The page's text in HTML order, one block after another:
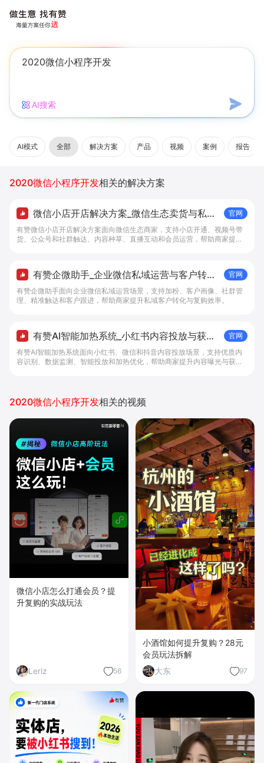
AI搜索
AI模式 全部 解决方案 产品 视频 案例 报告
2020微信小程序开发相关的解决方案
微信小店开店解决方案_微信生态卖货与私域
经营 - 做生意, 找有赞
官网
有赞微信小店开店解决方案面向微信生态商家，支持小店开通、视频号带
货、公众号和社群触达、内容种草、直播互动和会员运营，帮助商家提升
有赞企微助手_企业微信私域运营与客户转化
工具 - 做生意, 找有赞
官网
有赞企微助手面向企业微信私域运营场景，支持加粉、客户画像、社群管
理、精准触达和客户跟进，帮助商家提升私域客户转化与复购效率。
有赞AI智能加热系统_小红书内容投放与获客
提效解决方案 - 做生意, 找有赞
官网
有赞AI智能加热系统面向小红书、微信和抖音内容投放场景，支持优质内
容识别、数据监测、智能投放和加热优化，帮助商家提升内容曝光与获客
2020微信小程序开发相关的视频
微信小店怎么打通会员？提
升复购的实战玩法
Leriz 56
小酒馆如何提升复购？28元
会员玩法拆解
大东
97